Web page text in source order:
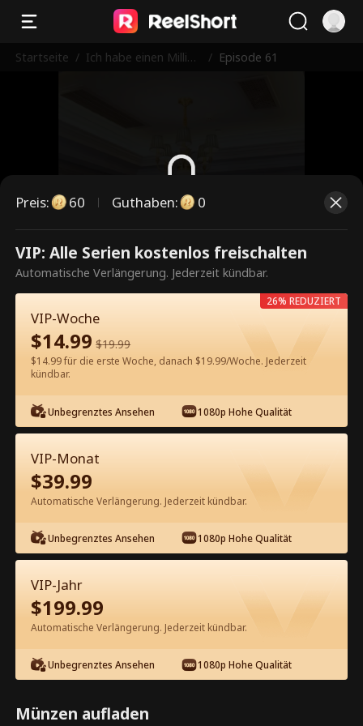
Startseite / Ich habe einen Milliar
/ Episode 61
Dies ist eine kostenpflichtige
Episode. Bitte entsperren, um
weiterzusehen.
60Jetzt entsperren
Kostenlos in der App ansehen
Episode 61 - Ich habe einen
Milliardärs-Ehevertrag erhalten
Kompletter Film
1-50 51-81
61 62 64 65
Preis: 60 Guthaben: 0
VIP: Alle Serien kostenlos freischalten
Automatische Verlängerung. Jederzeit kündbar.
VIP-Woche
$14.99 $19.99
$14.99 für die erste Woche, danach $19.99/Woche. Jederzeit
kündbar.
Unbegrenztes Ansehen 1080p Hohe Qualität
26% REDUZIERT
VIP-Monat
$39.99
Automatische Verlängerung. Jederzeit kündbar.
Unbegrenztes Ansehen 1080p Hohe Qualität
VIP-Jahr
$199.99
Automatische Verlängerung. Jederzeit kündbar.
Unbegrenztes Ansehen 1080p Hohe Qualität
Münzen aufladen